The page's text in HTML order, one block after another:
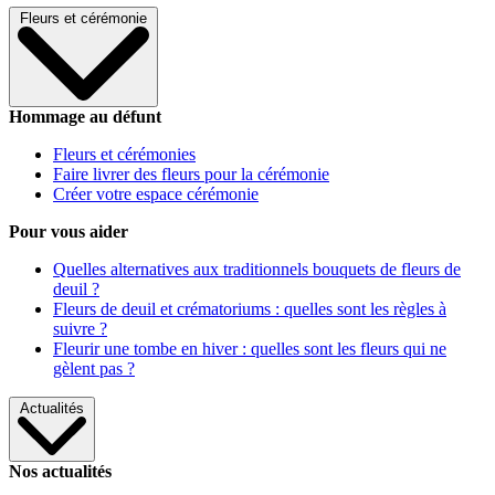
Fleurs et cérémonie
Hommage au défunt
Fleurs et cérémonies
Faire livrer des fleurs pour la cérémonie
Créer votre espace cérémonie
Pour vous aider
Quelles alternatives aux traditionnels bouquets de fleurs de
deuil ?
Fleurs de deuil et crématoriums : quelles sont les règles à
suivre ?
Fleurir une tombe en hiver : quelles sont les fleurs qui ne
gèlent pas ?
Actualités
Nos actualités